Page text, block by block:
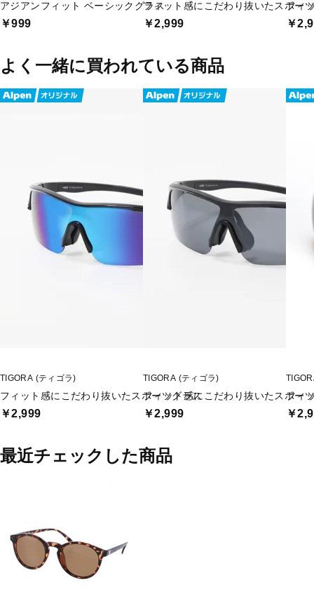
アジアンフィット ベーシックグラス
￥999
フィット感にこだわり抜いたスポー
￥2,999
フィ
￥
よく一緒に買われている商品
TIGORA (ティゴラ)
フィット感にこだわり抜いたスポーツグラス
￥2,999
TIGORA (ティゴラ)
フィット感にこだわり抜いたスポー
￥2,999
フィ
￥
最近チェックした商品